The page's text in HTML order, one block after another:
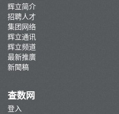
防骗及网络安全资讯
辉立证券开户优惠总览
辉立简介
招聘人才
集团网络
辉立通讯
辉立频道
最新推廣
新聞稿
查数网
登入